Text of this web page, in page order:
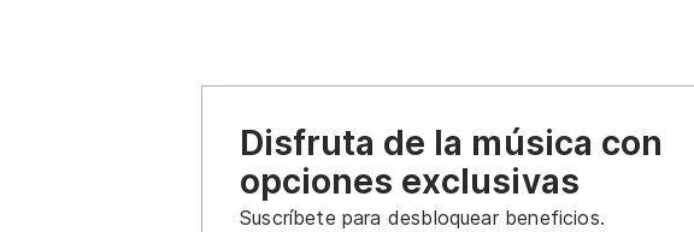
Disfruta de la música con
opciones exclusivas
Suscríbete para desbloquear beneficios.